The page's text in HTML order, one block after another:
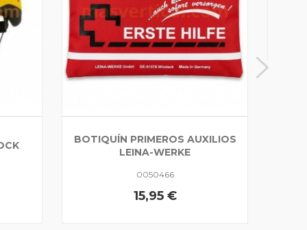
BOTIQUÍN PRIMEROS AUXILIOS
LEINA-WERKE
0050466
15,95 €